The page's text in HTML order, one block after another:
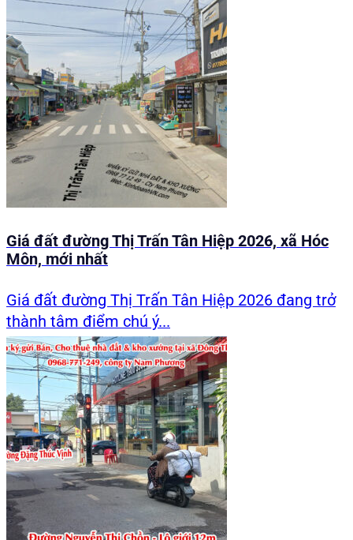
Giá đất đường Thị Trấn Tân Hiệp 2026, xã Hóc
Môn, mới nhất
Giá đất đường Thị Trấn Tân Hiệp 2026 đang trở
thành tâm điểm chú ý...